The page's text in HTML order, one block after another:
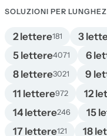
SOLUZIONI PER
2 lettere181 3
5 lettere4071 6
8 lettere3021 9
11 lettere972 12
14 lettere246 15
17 lettere121 18